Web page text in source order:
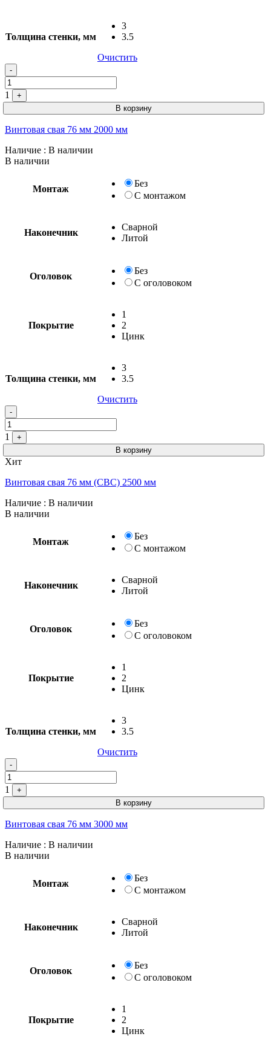
Толщина стенки, мм
3
3.5
Очистить
-
1
+
В корзину
Винтовая свая 76 мм 2000 мм
Наличие : В наличии
В наличии
Монтаж
Без
С монтажом
Наконечник
Сварной
Без
С
Покрытие
1
2
Цинк
Толщина стенки, мм
3
3.5
Очистить
-
1
+
В корзину
Хит
Винтовая свая 76 мм (СВС) 2500 мм
Наличие : В наличии
В наличии
Монтаж
Без
С монтажом
Наконечник
Сварной
Без
С
Покрытие
1
2
Цинк
Толщина стенки, мм
3
3.5
Очистить
-
1
+
В корзину
Винтовая свая 76 мм 3000 мм
Наличие : В наличии
В наличии
Монтаж
Без
С монтажом
Наконечник
Сварной
Без
С
Покрытие
1
2
Цинк